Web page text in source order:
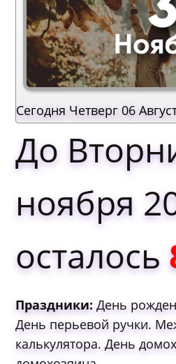
Сегодня Четверг 06
До
ноября
осталось
Праздники: День
День перьевой ручки.
калькулятора. День